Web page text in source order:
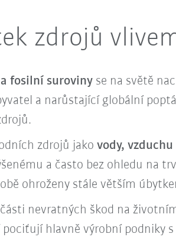
zdrojů
fosilní surovinyse na světě
a narůstající globální
zdrojů jako vody,
a často bez ohledu na
ohroženy stále větším
nevratných škod na
pociťují hlavně výrobní podniky